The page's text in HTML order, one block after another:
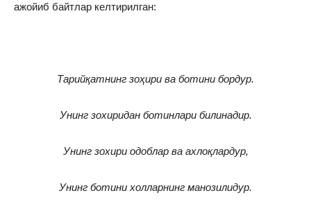
ажойиб байтлар келтирилган:
Тарийқатнинг зоҳири ва ботини бордур.
Унинг зохиридан ботинлари билинадир.
Унинг зохири одоблар ва ахлоқлардур,
Унинг ботини холларнинг манозилидур.